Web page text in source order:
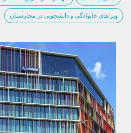
ویزاهای خانوادگی و دانشجویی در مجارستان